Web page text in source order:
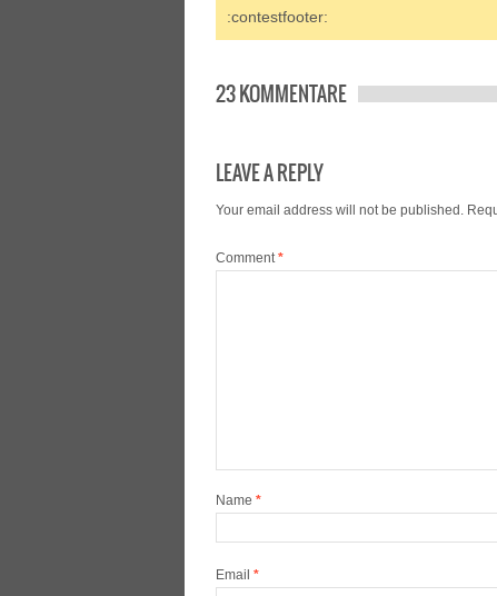
:contestfooter:
23 KOMMENTARE
LEAVE A REPLY
Your email address will not be published.
Comment*
Name *
Email *